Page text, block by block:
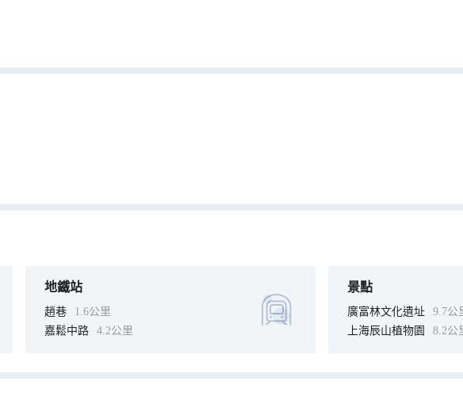
地鐵站
趙巷
1.6公里
嘉鬆中路
4.2公里
景點
廣富林文化遺址
9.7公
上海辰山植物園
8.2公